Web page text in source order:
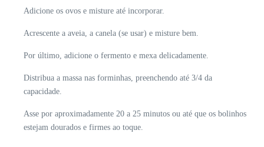
Adicione os ovos e misture até incorporar.
Acrescente a aveia, a canela (se usar) e misture bem.
Por último, adicione o fermento e mexa delicadamente.
Distribua a massa nas forminhas, preenchendo até 3/4 da
capacidade.
Asse por aproximadamente 20 a 25 minutos ou até que os bolinhos
estejam dourados e firmes ao toque.